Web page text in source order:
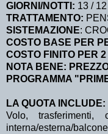
GIORNI/NOTTI: 13 / 12
TRATTAMENTO:
SISTEMAZIONE:
COSTO BASE PER
COSTO FINITO PER
NOTA BENE:
PROGRAMMA
LA QUOTA INCLUDE:
Volo,
interna/esterna/